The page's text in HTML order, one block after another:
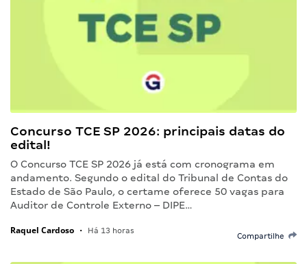
Concurso TCE SP 2026: principais datas do
edital!
O Concurso TCE SP 2026 já está com cronograma em
andamento. Segundo o edital do Tribunal de Contas do
Estado de São Paulo, o certame oferece 50 vagas para
Auditor de Controle Externo – DIPE…
Raquel Cardoso • Há 13 horas
Compartilhe